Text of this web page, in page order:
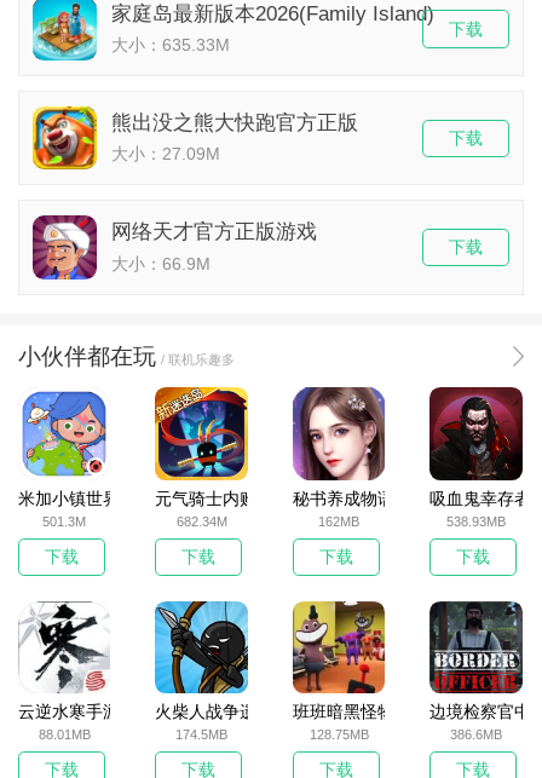
家庭岛最新版本2026(Family Island)
大小：635.33M
下载
熊出没之熊大快跑官方正版
大小：27.09M
下载
网络天才官方正版游戏
大小：66.9M
下载
小伙伴都在玩 / 联机乐趣多
米加小镇世界2025官方版
501.3M
下载
元气骑士内购破解版
682.34M
下载
秘书养成物语
162MB
下载
吸血鬼幸存者
538.93MB
下载
云逆水寒手游
88.01MB
下载
火柴人战争遗产无敌版
174.5MB
下载
班班暗黑怪物生存挑战5
128.75MB
下载
边境检察官中
386.6MB
下载